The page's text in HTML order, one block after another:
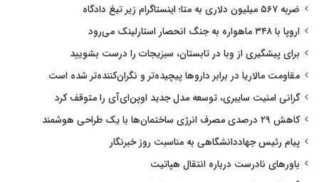
ضربه ۵۶۷ میلیون دلاری به متا؛ اینستاگرام زیر تیغ دادگاه
اروپا با ۳۴۸ ماهواره به جنگ انحصار استارلینک می‌رود
برای پیشگیری از وبا در تابستان، سبزیجات را درست بشویید
مقاومت مالاریا در برابر داروها پیچیده‌تر و نگران‌کننده‌تر شده است
گرانی امنیت سایبری، توسعه مدل جدید اوپن‌ای‌آی را متوقف کرد
کاهش ۲۹ درصدی مصرف انرژی ساختمان‌ها با یک طراحی هوشمند
پیام رئیس جهاددانشگاهی به مناسبت روز خبرنگار
باورهای نادرست درباره انتقال هپاتیت